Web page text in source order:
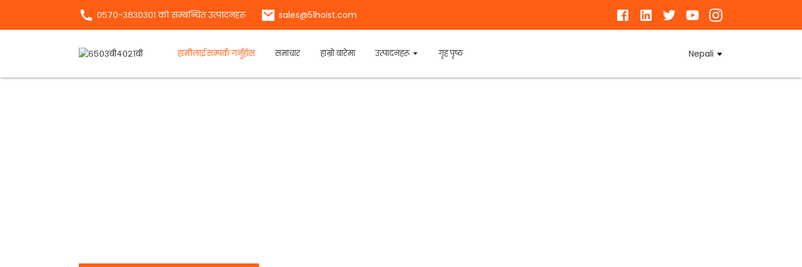
०५७०-३८३०३०१ को सम्बन्धित उत्पादनहरू sales@51hoist.com
हामीलाई सम्पर्क गर्नुहोस समाचार हाम्रो बारेमा उत्पादनहरू गृह पृष्ठ Nepali